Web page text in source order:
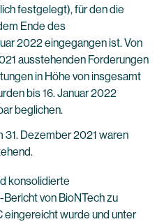
festgelegt), für den die
Ende des
2022 eingegangen ist. Von
ausstehenden Forderungen
in Höhe von insgesamt
bis 16. Januar 2022
beglichen.
31. Dezember 2021 waren
konsolidierte
von BioNTech zu
eingereicht wurde und unter